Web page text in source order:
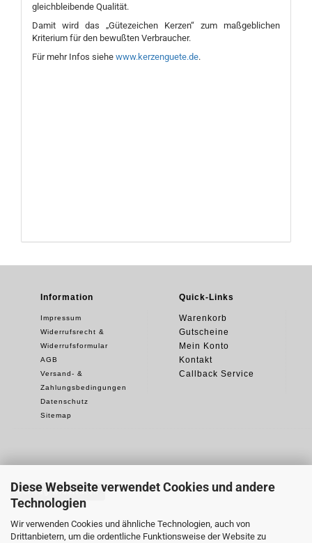
Diese Webseite verwendet Cookies und andere
Technologien
Wir verwenden Cookies und ähnliche Technologien, auch von
Drittanbietern, um die ordentliche Funktionsweise der Website zu
gleichbleibende Qualität.
Damit wird das „Gütezeichen Kerzen“ zum maßgeblichen
Kriterium für den bewußten Verbraucher.
Für mehr Infos siehe www.kerzenguete.de.
Information
Impressum
Widerrufsrecht &
Widerrufsformular
AGB
Versand- &
Zahlungsbedingungen
Datenschutz
Sitemap
Quick-Links
Warenkorb
Gutscheine
Mein Konto
Kontakt
Callback Service
Vertrag widerrufen